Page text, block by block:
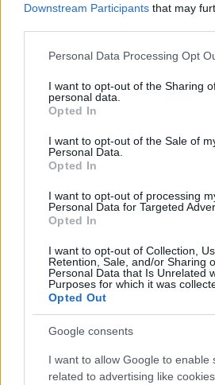
Downstream Participants that may
Please note that this website/app
not limited to your visit or usage
grant or deny consent to Google and
use your data for below specified
consent section.
Personal Data Processing Opt
I want to opt-out of the Sharing
personal data.
Opted In
I want to opt-out of the Sale of
Personal Data.
Opted In
I want to opt-out of processing
Personal Data for Targeted
Opted In
I want to opt-out of Collection,
Retention, Sale, and/or Sharing
Personal Data that Is Unrelated
Purposes for which it was
Opted Out
Google consents
I want to allow Google to enable
related to advertising like
Osztálypolitika és
A világ 13.
2015 legszebb
szólásai